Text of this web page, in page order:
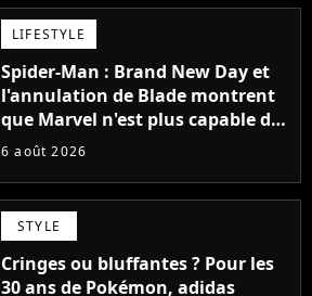
LIFESTYLE
Spider-Man : Brand New Day et
l'annulation de Blade montrent
que Marvel n'est plus capable de
faire quoi que ce soit de simple
6 août 2026
STYLE
Cringes ou bluffantes ? Pour les
30 ans de Pokémon, adidas